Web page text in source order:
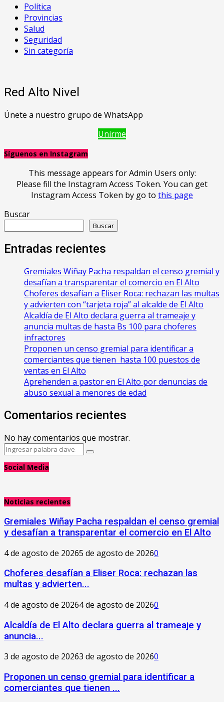
Política
Provincias
Salud
Seguridad
Sin categoría
Red Alto Nivel
Únete a nuestro grupo de WhatsApp
Unirme
Síguenos en Instagram
This message appears for Admin Users only:
Please fill the Instagram Access Token. You can get
Instagram Access Token by go to this page
Buscar
Buscar
Entradas recientes
Gremiales Wiñay Pacha respaldan el censo gremial y
desafían a transparentar el comercio en El Alto
Choferes desafían a Eliser Roca: rechazan las multas
y advierten con “tarjeta roja” al alcalde de El Alto
‎Alcaldía de El Alto declara guerra al trameaje y
anuncia multas de hasta Bs 100 para choferes
infractores
Proponen un censo gremial para identificar a
comerciantes que tienen hasta 100 puestos de
ventas en El Alto
Aprehenden a pastor en El Alto por denuncias de
abuso sexual a menores de edad
Comentarios recientes
No hay comentarios que mostrar.
Search
Search
Social Media
Noticias recientes
Gremiales Wiñay Pacha respaldan el censo gremial
y desafían a transparentar el comercio en El Alto
4 de agosto de 20265 de agosto de 20260
Choferes desafían a Eliser Roca: rechazan las
multas y advierten...
4 de agosto de 20264 de agosto de 20260
‎Alcaldía de El Alto declara guerra al trameaje y
anuncia...
3 de agosto de 20263 de agosto de 20260
Proponen un censo gremial para identificar a
comerciantes que tienen ...